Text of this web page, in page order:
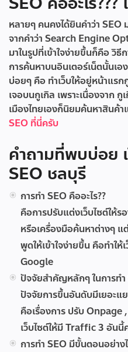
หลายๆ คนคงได้ยินคำว่า SEO
จากคำว่า Search Engine
มาในรูปที่เข้าใจง่ายขึ้นก็คือ วิ
การค้นหาบนอินเตอร์เน็ตนั้นเ
บ่อยๆ คือ ทำเว็บให้อยู่หน้าแรก
เจอบนกูเกิล เพราะเนื่องจาก
เมืองไทยเองก็นิยมค้นหาสินค้า
SEO ที่นี่ครับ
คำถามที่พบบ่อย
SEO ชลบุรี
การทำ SEO คืออะไร??
คือการปรับแต่งเว็บไซต์ให้
หรือเครื่องมือค้นหาต่างๆ แ
พูดให้เข้าใจง่ายขึ้น คือทำใ
Google
ปัจจัยสำคัญหลักๆ ในการทำ
ปัจจัยการขึ้นอันดับมีเยอะแ
คือเรื่องการ ปรับ Onpage
เว็บไซต์ให้มี Traffic 3 อัน
การทำ SEO มีขั้นตอนอย่าง